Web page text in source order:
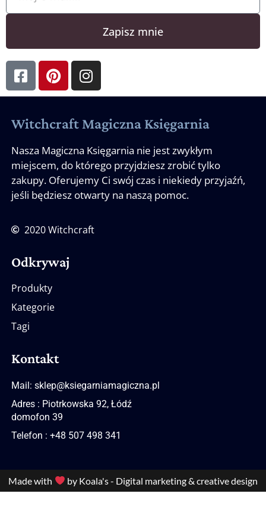
Zapisz mnie
Witchcraft Magiczna Księgarnia
Nasza Magiczna Księgarnia nie jest zwykłym
miejscem, do którego przyjdziesz zrobić tylko
zakupy. Oferujemy Ci swój czas i niekiedy przyjaźń,
jeśli będziesz otwarty na naszą pomoc.
2020 Witchcraft
Odkrywaj
Produkty
Kategorie
Tagi
Kontakt
Mail: sklep@ksiegarniamagiczna.pl
Adres : Piotrkowska 92, Łódź
domofon 39
Telefon : +48 507 498 341
Made with by Koala's - Digital marketing & creative design